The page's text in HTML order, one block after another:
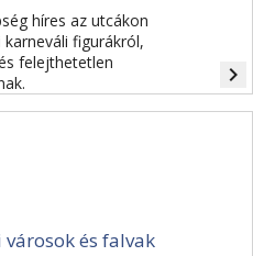
híres az utcákon
figurákról,
felejthetetlen
navigate_next
és falvak